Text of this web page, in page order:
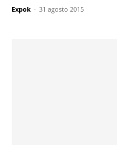
Expok - 31 agosto 2015